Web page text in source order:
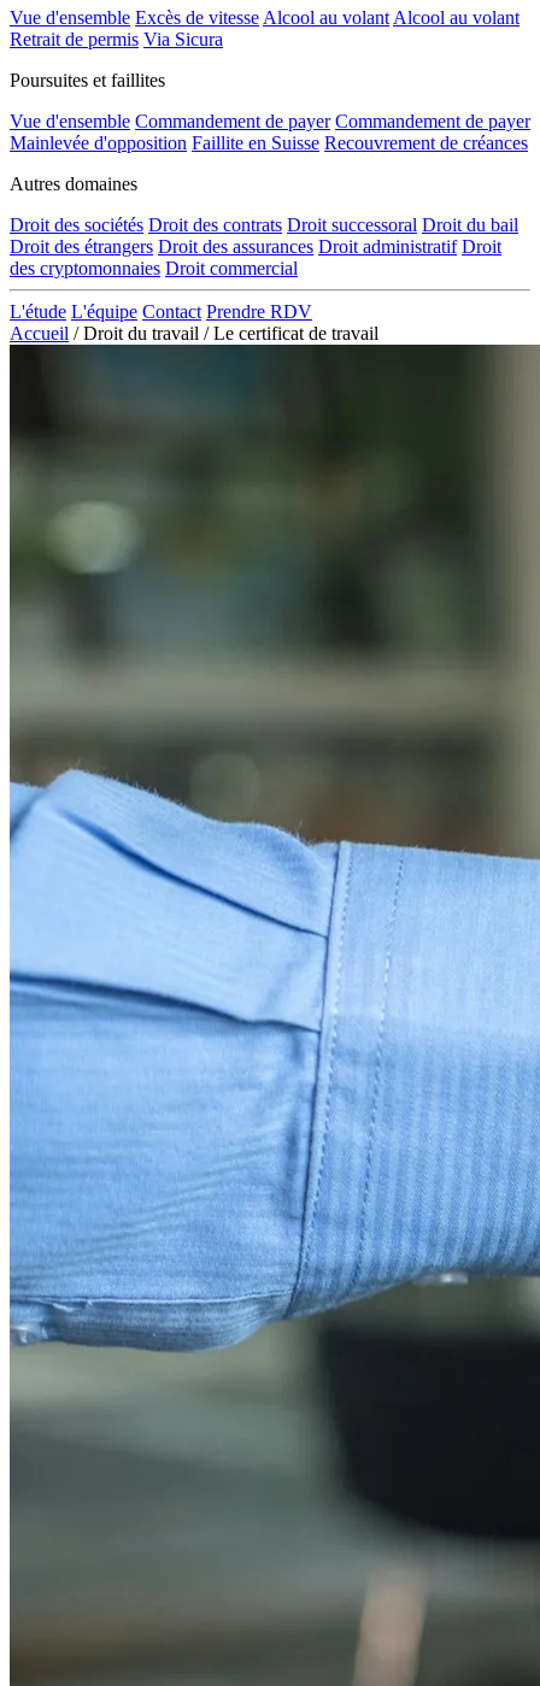
Vue d'ensemble Excès de vitesse Alcool au volant Alcool au volant
Retrait de permis Via Sicura
Poursuites et faillites
Vue d'ensemble Commandement de payer Commandement de payer
Mainlevée d'opposition Faillite en Suisse Recouvrement de créances
Autres domaines
Droit des sociétés Droit des contrats Droit successoral Droit du bail
Droit des étrangers Droit des assurances Droit administratif Droit
des cryptomonnaies Droit commercial
L'étude L'équipe Contact Prendre RDV
Accueil / Droit du travail / Le certificat de travail